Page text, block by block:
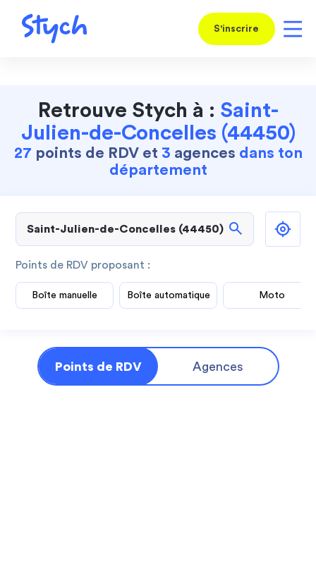
S'inscrire
Retrouve Stych à : Saint-
Julien-de-Concelles (44450)
27 points de RDV et 3 agences dans ton
département
search
Points de RDV proposant :
Boîte manuelle Boîte automatique Moto
Points de RDV Agences